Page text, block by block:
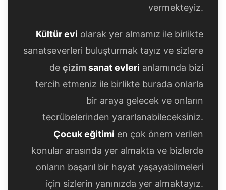
vermekteyiz.
Kültür evi olarak yer almamız ile birlikte
sanatseverleri buluşturmak tayız ve sizlere
de çizimsanat evleri anlamında bizi
tercih etmeniz ile birlikte burada onlarla
bir araya gelecek ve onların
tecrübelerinden yararlanabileceksiniz.
Çocuk eğitimi en çok önem verilen
konular arasında yer almakta ve bizlerde
onların başarıl bir hayat yaşayabilmeleri
için sizlerin yanınızda yer almaktayız.